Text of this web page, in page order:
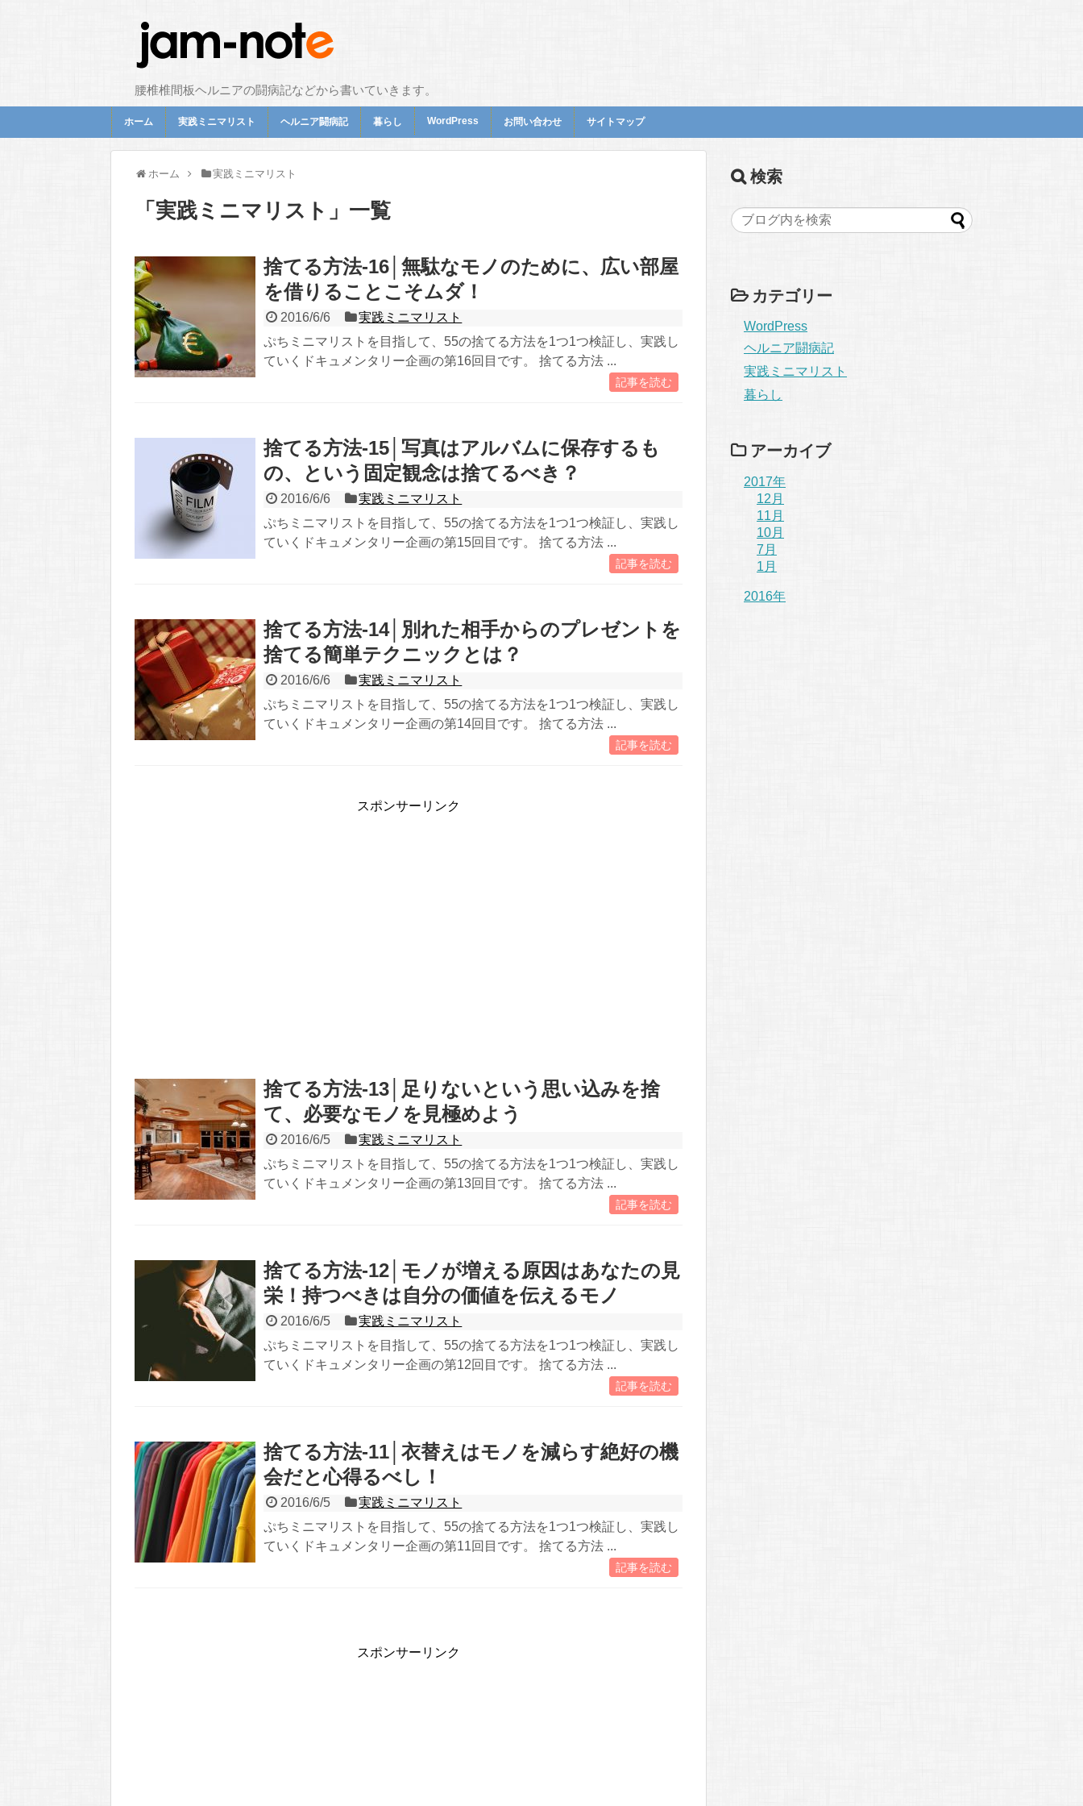
腰椎椎間板ヘルニアの闘病記などから書いていきます。
ホーム 実践ミニマリスト ヘルニア闘病記 暮らし WordPress お問い合わせ サイトマップ
ホーム 実践ミニマリスト
「 実践ミニマリスト 」 一覧
捨てる方法-16│無駄なモノのために、広い部屋
を借りることこそムダ！
2016/6/6
実践ミニマリスト
ぷちミニマリストを目指して、55の捨てる方法を1つ1つ検証し、実践し
ていくドキュメンタリー企画の第16回目です。 捨てる方法 ...
記事を読む
捨てる方法-15│写真はアルバムに保存するも
の、という固定観念は捨てるべき？
2016/6/6
実践ミニマリスト
ぷちミニマリストを目指して、55の捨てる方法を1つ1つ検証し、実践し
ていくドキュメンタリー企画の第15回目です。 捨てる方法 ...
記事を読む
捨てる方法-14│別れた相手からのプレゼントを
捨てる簡単テクニックとは？
2016/6/6
実践ミニマリスト
ぷちミニマリストを目指して、55の捨てる方法を1つ1つ検証し、実践し
ていくドキュメンタリー企画の第14回目です。 捨てる方法 ...
記事を読む
スポンサーリンク
捨てる方法-13│足りないという思い込みを捨
て、必要なモノを見極めよう
2016/6/5
実践ミニマリスト
ぷちミニマリストを目指して、55の捨てる方法を1つ1つ検証し、実践し
ていくドキュメンタリー企画の第13回目です。 捨てる方法 ...
記事を読む
捨てる方法-12│モノが増える原因はあなたの見
栄！持つべきは自分の価値を伝えるモノ
2016/6/5
実践ミニマリスト
ぷちミニマリストを目指して、55の捨てる方法を1つ1つ検証し、実践し
ていくドキュメンタリー企画の第12回目です。 捨てる方法 ...
記事を読む
捨てる方法-11│衣替えはモノを減らす絶好の機
会だと心得るべし！
2016/6/5
実践ミニマリスト
ぷちミニマリストを目指して、55の捨てる方法を1つ1つ検証し、実践し
ていくドキュメンタリー企画の第11回目です。 捨てる方法 ...
記事を読む
スポンサーリンク
検索
カテゴリー
WordPress
ヘルニア闘病記
実践ミニマリスト
暮らし
アーカイブ
2017年
12月
11月
10月
7月
1月
2016年